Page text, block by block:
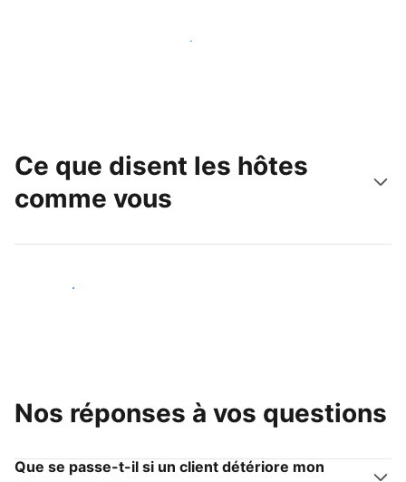
Touchez une nouvelle clientèle dès aujourd'hui
Ce que disent les hôtes
comme vous
Devenir hôte
Nos réponses à vos questions
Que se passe-t-il si un client détériore mon